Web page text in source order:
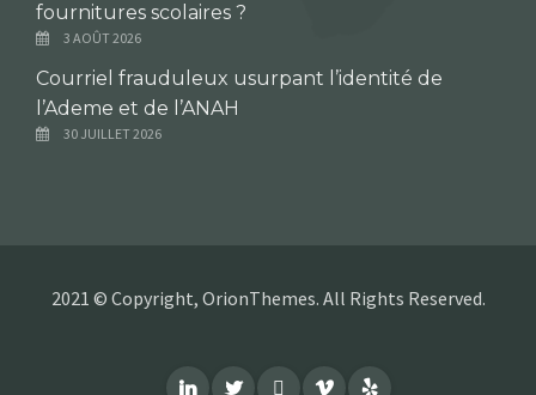
fournitures scolaires ?
3 AOÛT 2026
Courriel frauduleux usurpant l’identité de
l’Ademe et de l’ANAH
30 JUILLET 2026
2021 © Copyright, OrionThemes. All Rights Reserved.